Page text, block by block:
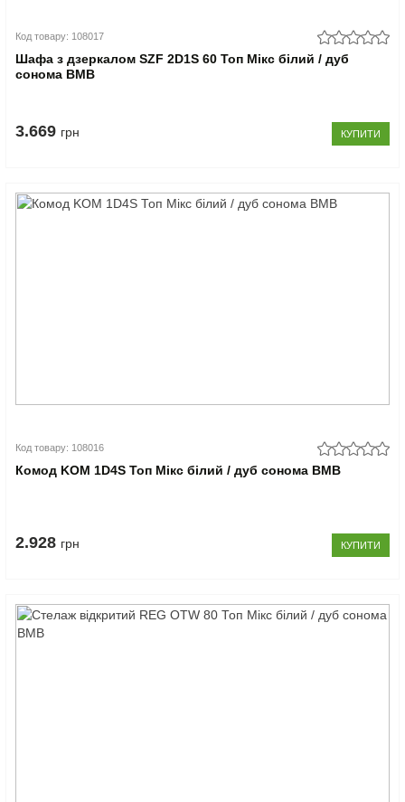
Код товару: 108017
Шафа з дзеркалом SZF 2D1S 60 Топ Мікс білий / дуб
сонома ВМВ
3.669 грн КУПИТИ
Код товару: 108016
Комод KOM 1D4S Топ Мікс білий / дуб сонома ВМВ
2.928 грн КУПИТИ